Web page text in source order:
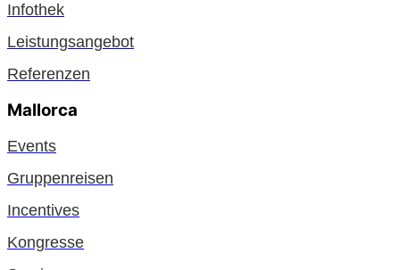
Infothek
Leistungsangebot
Referenzen
Mallorca
Events
Gruppenreisen
Incentives
Kongresse